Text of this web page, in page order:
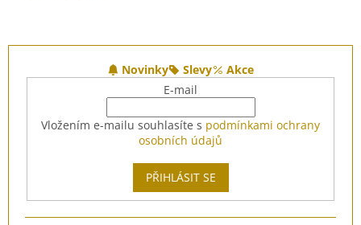
Novinky Slevy
Akce
E-mail
Vložením e-mailu souhlasíte s podmínkami ochrany
osobních údajů
PŘIHLÁSIT SE